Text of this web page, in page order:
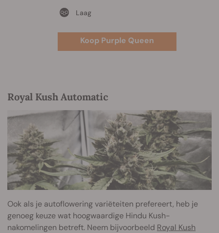
Laag
Koop Purple Queen
Royal Kush Automatic
Ook als je autoflowering variëteiten prefereert, heb je
genoeg keuze wat hoogwaardige Hindu Kush-
nakomelingen betreft. Neem bijvoorbeeld Royal Kush